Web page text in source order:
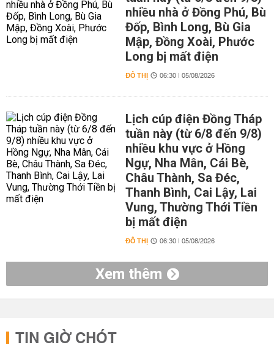
nhiều nhà ở Đồng Phú, Bù
Đốp, Bình Long, Bù Gia
Mập, Đồng Xoài, Phước
Long bị mất điện
ĐÔ THỊ 06:30 | 05/08/2026
Lịch cúp điện Đồng Tháp
tuần này (từ 6/8 đến 9/8)
nhiều khu vực ở Hồng
Ngự, Nha Mân, Cái Bè,
Châu Thành, Sa Đéc,
Thanh Bình, Cai Lậy, Lai
Vung, Thường Thới Tiền
bị mất điện
ĐÔ THỊ 06:30 | 05/08/2026
Xem thêm
TIN GIỜ CHÓT